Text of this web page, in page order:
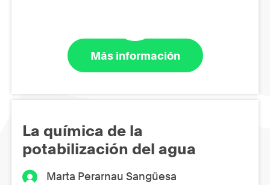
Más información
La química de la
potabilización del agua
Marta Perarnau Sangüesa